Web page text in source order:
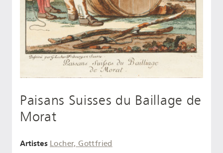
Paisans Suisses du Baillage de
Morat
Artistes Locher, Gottfried